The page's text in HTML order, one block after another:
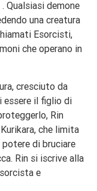
. Qualsiasi demone
una creatura
Esorcisti,
che operano in
cresciuto da
essere il figlio di
Rin
che limita
di bruciare
Rin si iscrive alla
e